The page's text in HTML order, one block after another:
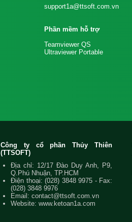
support1a@ttsoft.com.vn
Phần mềm hỗ trợ
Teamviewer QS
Ultraviewer Portable
Công ty cổ phần Thủy Thiên
(TTSOFT)
Địa chỉ: 12/17 Đào Duy Anh, P9,
Q.Phú Nhuận, TP.HCM
Điện thoại: (028) 3848 9975 - Fax:
(028) 3848 9976
Email: contact@ttsoft.com.vn
Website: www.ketoan1a.com